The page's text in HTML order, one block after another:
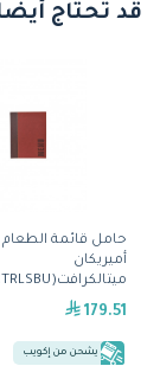
قد تحتاج
حامل قائمة
أميريكان
ميتالكرافت(MCTRLSBU)
179.51
يشحن من إكويب